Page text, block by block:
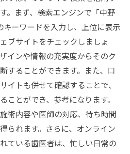
。まず、検索エンジンで「中野
キーワードを入力し、上位に表示
ブサイトをチェックしましょ
インや情報の充実度からそのク
することができます。また、口
イトも併せて確認することで、
ことができ、参考になります。
術内容や医師の対応、待ち時間
られます。さらに、オンライン
ている歯医者は、忙しい日常の